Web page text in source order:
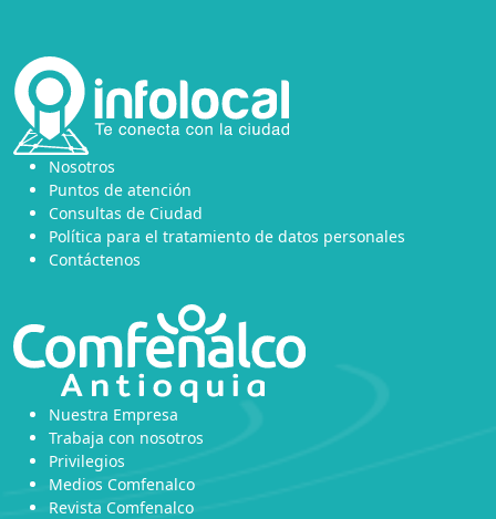
Nosotros
Puntos de atención
Consultas de Ciudad
Política para el tratamiento de datos personales
Contáctenos
Nuestra Empresa
Trabaja con nosotros
Privilegios
Medios Comfenalco
Revista Comfenalco